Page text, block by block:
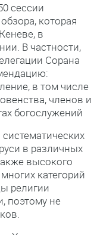
сессии
которая
в
В частности,
Сорана
в том числе
членов и
богослужений
в различных
высокого
категорий
религии
поэтому не